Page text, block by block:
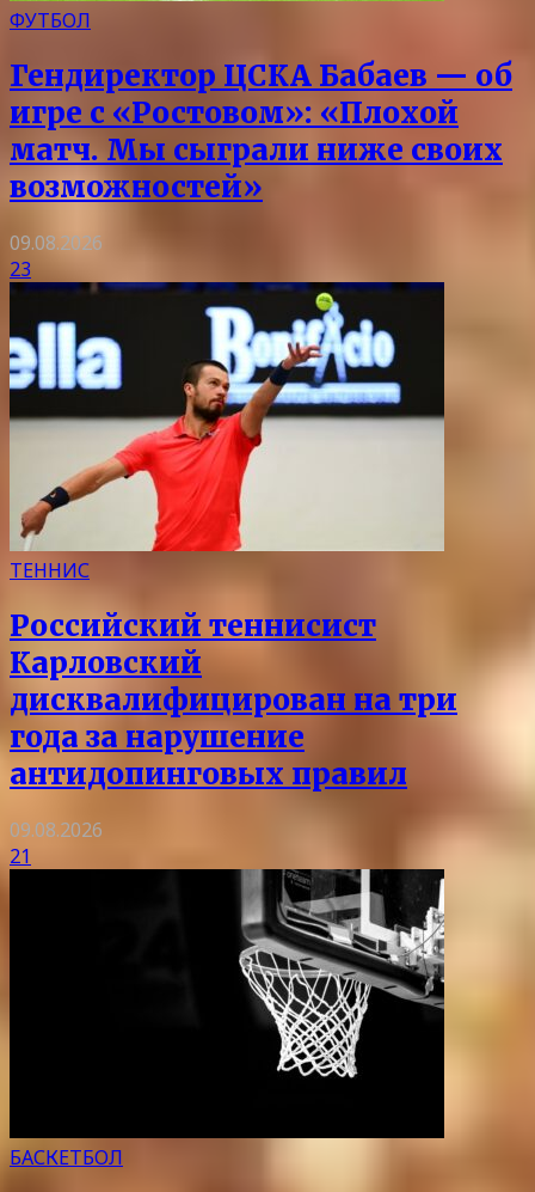
ФУТБОЛ
Гендиректор ЦСКА Бабаев — об
игре с «Ростовом»: «Плохой
матч. Мы сыграли ниже своих
возможностей»
09.08.2026
23
ТЕННИС
Российский теннисист
Карловский
дисквалифицирован на три
года за нарушение
антидопинговых правил
09.08.2026
21
БАСКЕТБОЛ